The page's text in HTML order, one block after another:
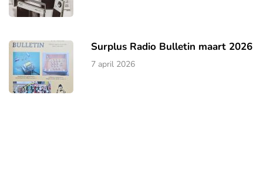
Surplus Radio Bulletin maart 2026
7 april 2026